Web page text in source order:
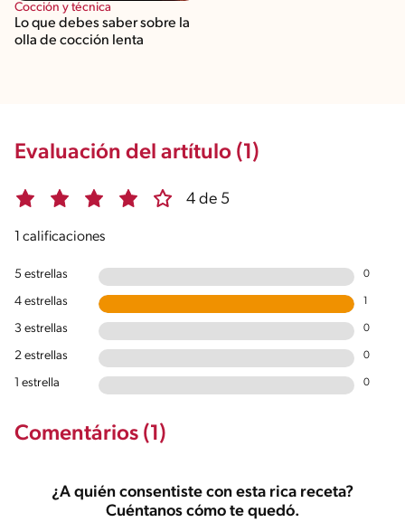
Cocción y técnica
Lo que debes saber sobre la
olla de cocción lenta
Evaluación del artítulo (1)
4 de 5
1 calificaciones
5 estrellas 0
4 estrellas 1
3 estrellas 0
2 estrellas 0
1 estrella 0
Comentários (1)
¿A quién consentiste con esta rica receta?
Cuéntanos cómo te quedó.